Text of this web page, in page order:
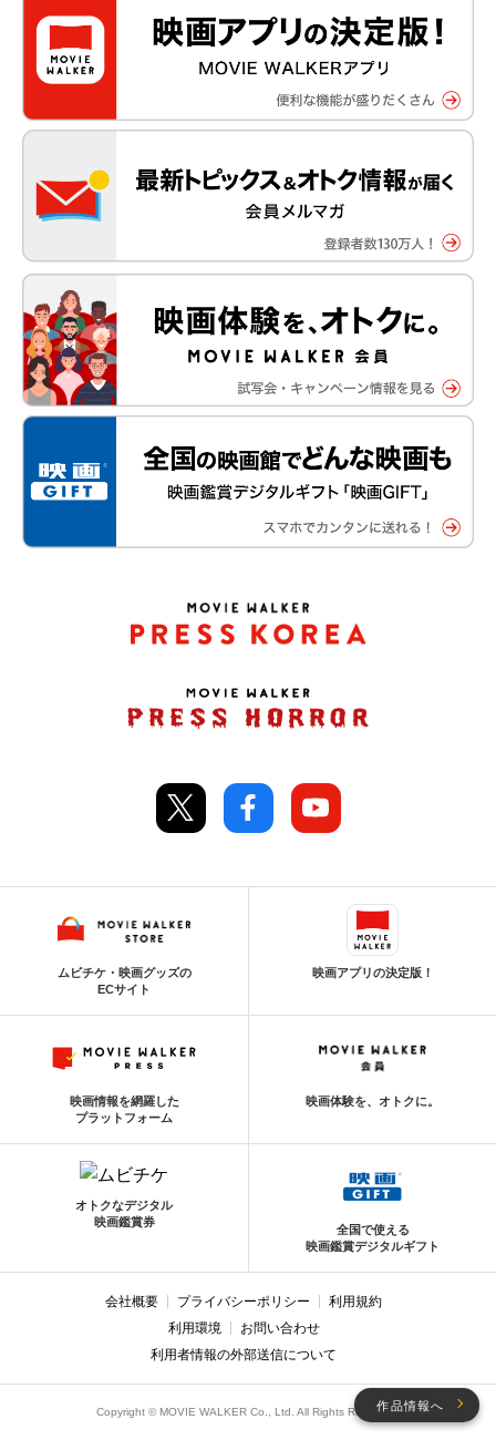
作品情報へ
ムビチケ・映画グッズの
ECサイト
映画アプリの決定版！
映画情報を網羅した
プラットフォーム
映画体験を、オトクに。
オトクなデジタル
映画鑑賞券
全国で使える
映画鑑賞デジタルギフト
会社概要 プライバシーポリシー
利用規約
利用環境
お問い合わせ
利用者情報の外部送信について
Copyright © MOVIE WALKER Co., Ltd. All Rights Reserved.